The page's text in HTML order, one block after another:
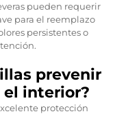
pueden requerir
para el reemplazo
persistentes o
prevenir
el interior?
protección